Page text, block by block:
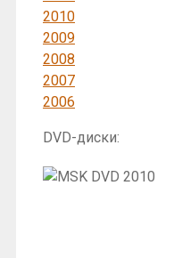
2010
2009
2008
2007
2006
DVD-диски: